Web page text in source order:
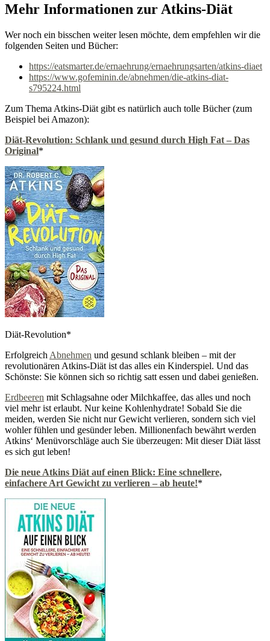
Mehr Informationen zur Atkins-Diät
Wer noch ein bisschen weiter lesen möchte, dem empfehlen wir die
folgenden Seiten und Bücher:
https://eatsmarter.de/ernaehrung/ernaehrungsarten/atkins-diaet
https://www.gofeminin.de/abnehmen/die-atkins-diat-
s795224.html
Zum Thema Atkins-Diät gibt es natürlich auch tolle Bücher (zum
Beispiel bei Amazon):
Diät-Revolution: Schlank und gesund durch High Fat – Das
Original*
Diät-Revolution*
Erfolgreich Abnehmen und gesund schlank bleiben – mit der
revolutionären Atkins-Diät ist das alles ein Kinderspiel. Und das
Schönste: Sie können sich so richtig satt essen und dabei genießen.
Erdbeeren mit Schlagsahne oder Milchkaffee, das alles und noch
viel mehr ist erlaubt. Nur keine Kohlenhydrate! Sobald Sie die
meiden, werden Sie nicht nur Gewicht verlieren, sondern sich viel
wohler fühlen und gesünder leben. Millionenfach bewährt werden
Atkins‘ Menüvorschläge auch Sie überzeugen: Mit dieser Diät lässt
es sich gut leben!
Die neue Atkins Diät auf einen Blick: Eine schnellere,
einfachere Art Gewicht zu verlieren – ab heute!*